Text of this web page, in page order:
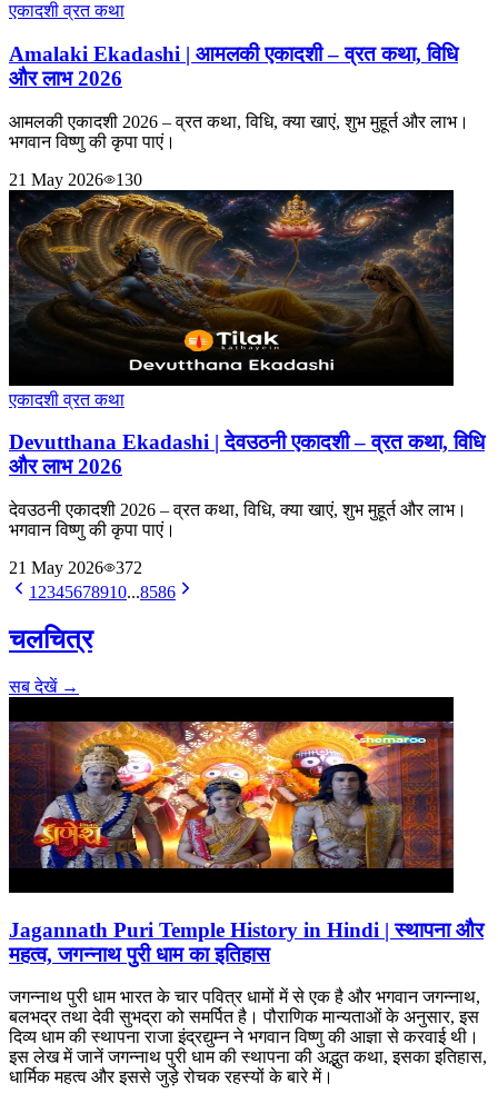
एकादशी व्रत कथा
Amalaki Ekadashi | आमलकी एकादशी – व्रत कथा, विधि
और लाभ 2026
आमलकी एकादशी 2026 – व्रत कथा, विधि, क्या खाएं, शुभ मुहूर्त और लाभ।
भगवान विष्णु की कृपा पाएं।
21 May 2026
130
एकादशी व्रत कथा
Devutthana Ekadashi | देवउठनी एकादशी – व्रत कथा, विधि
और लाभ 2026
देवउठनी एकादशी 2026 – व्रत कथा, विधि, क्या खाएं, शुभ मुहूर्त और लाभ।
भगवान विष्णु की कृपा पाएं।
21 May 2026
372
1 2345678910...8586
चलचित्र
सब देखें →
Jagannath Puri Temple History in Hindi | स्थापना और
महत्व, जगन्नाथ पुरी धाम का इतिहास
जगन्नाथ पुरी धाम भारत के चार पवित्र धामों में से एक है और भगवान जगन्नाथ,
बलभद्र तथा देवी सुभद्रा को समर्पित है। पौराणिक मान्यताओं के अनुसार, इस
दिव्य धाम की स्थापना राजा इंद्रद्युम्न ने भगवान विष्णु की आज्ञा से करवाई थी।
इस लेख में जानें जगन्नाथ पुरी धाम की स्थापना की अद्भुत कथा, इसका इतिहास,
धार्मिक महत्व और इससे जुड़े रोचक रहस्यों के बारे में।